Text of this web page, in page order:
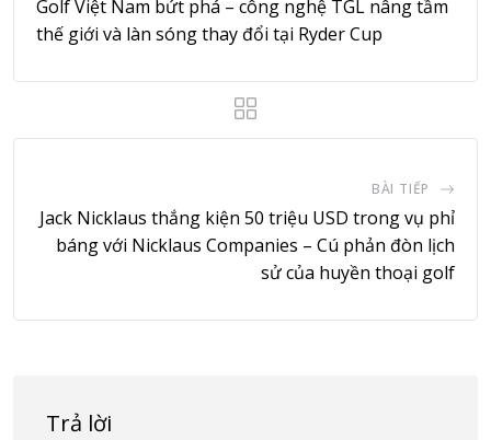
Golf Việt Nam bứt phá – công nghệ TGL nâng tầm
thế giới và làn sóng thay đổi tại Ryder Cup
BÀI TIẾP
Jack Nicklaus thắng kiện 50 triệu USD trong vụ phỉ
báng với Nicklaus Companies – Cú phản đòn lịch
sử của huyền thoại golf
Trả lời